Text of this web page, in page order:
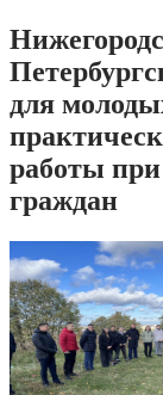
для
работы при
граждан